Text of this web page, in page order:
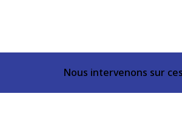
Nous intervenons sur